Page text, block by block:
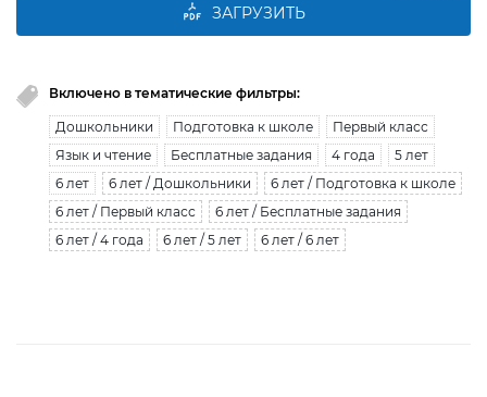
ЗАГРУЗИТЬ
Включено в тематические фильтры:
Дошкольники Подготовка к школе
Первый класс
Язык и чтение
Бесплатные задания 4 года
5 лет
6 лет
6 лет / Дошкольники
6 лет / Подготовка к школе
6 лет / Первый класс
6 лет / Бесплатные задания
6 лет / 4 года
6 лет / 5 лет 6 лет / 6 лет